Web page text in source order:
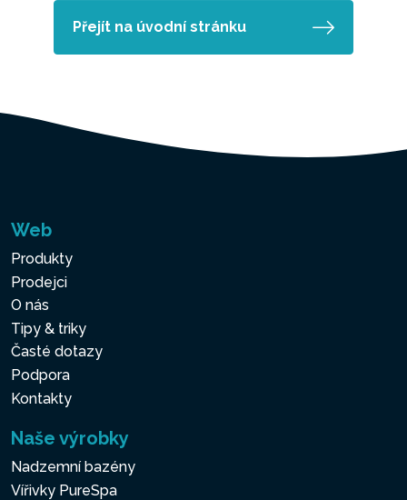
Přejít na úvodní stránku
Web
Produkty
Prodejci
O nás
Tipy & triky
Časté dotazy
Podpora
Kontakty
Naše výrobky
Nadzemní bazény
Vířivky PureSpa